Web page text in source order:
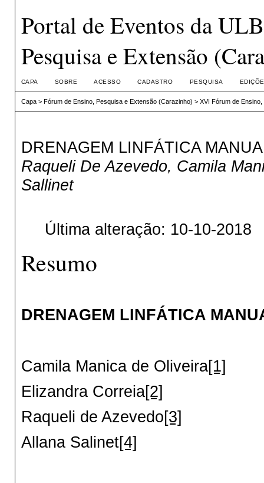
Portal de Eventos da
Pesquisa e Extensão
CAPA SOBRE ACESSO CADASTRO PESQUISA
Capa> Fórum de Ensino, Pesquisa e Extensão (Carazinho) > XVI Fórum de
DRENAGEM LINFÁTICA
Raqueli De Azevedo, Camila
Sallinet
Última alteração: 10-10-2018
Resumo
DRENAGEM LINFÁTICA
Camila Manica de Oliveira[1]
Elizandra Correia[2]
Raqueli de Azevedo[3]
Allana Salinet[4]